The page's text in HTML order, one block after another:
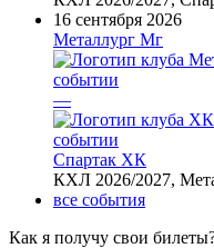
16 сентября 2026
Металлург Мг
—
Спартак ХК
КХЛ 2026/2027,
все события
Как я получу свои